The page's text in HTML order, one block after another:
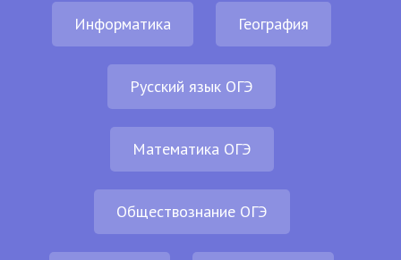
Информатика География
Русский язык ОГЭ
Математика ОГЭ
Обществознание ОГЭ